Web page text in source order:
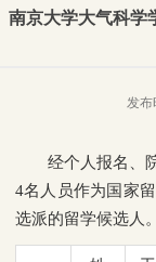
南京大学大气科学
发布
经个人报名、
4名人员作为国家
选派的留学候选人